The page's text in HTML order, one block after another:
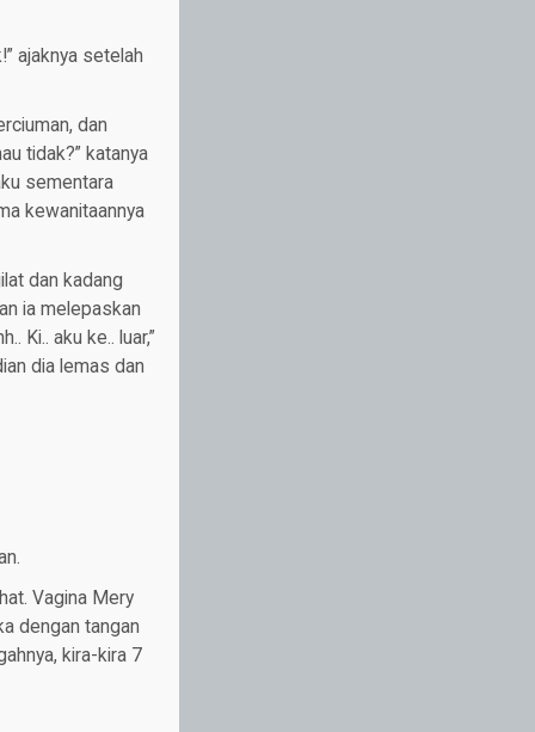
ajaknya setelah
dan
tidak?” katanya
sementara
kewanitaannya
dan kadang
ia melepaskan
Ki.. aku ke.. luar,”
dia lemas dan
Vagina Mery
dengan tangan
kira-kira 7